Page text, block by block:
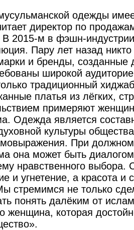
одежды
директор по
В 2015-м в фэшн-
Пару лет назад
и бренды, созданные
широкой
традиционный
платья из лёгких,
примеряют
Одежда является
культуры
При
она может быть
нравственного выбора.
и угнетение, а красота и
стремимся не только
понять далёким от
женщина, которая